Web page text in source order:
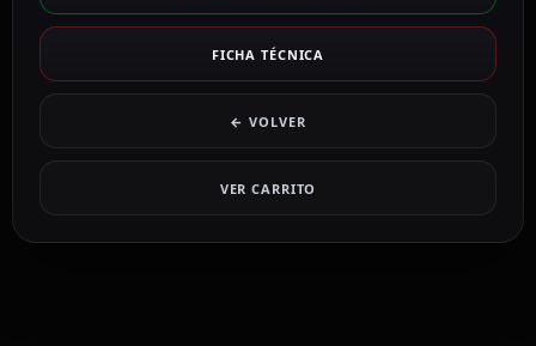
FICHA TÉCNICA
← VOLVER
VER CARRITO